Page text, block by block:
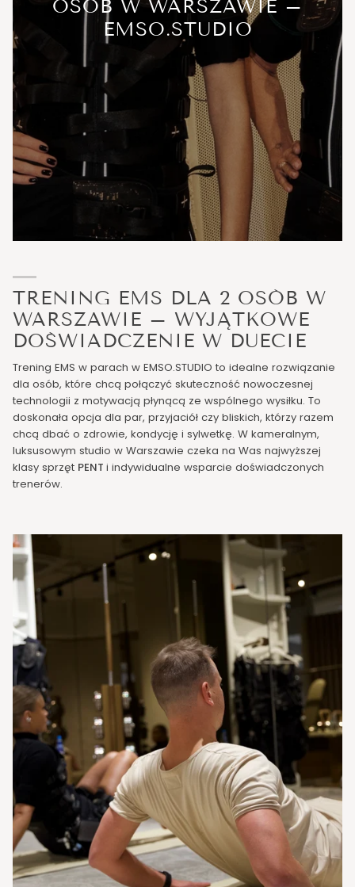
OSÓB W WARSZAWIE –
EMSO.STUDIO
TRENING EMS DLA 2 OSÓB W
WARSZAWIE – WYJĄTKOWE
DOŚWIADCZENIE W DUECIE
Trening EMS w parach w EMSO.STUDIO to idealne rozwiązanie
dla osób, które chcą połączyć skuteczność nowoczesnej
technologii z motywacją płynącą ze wspólnego wysiłku. To
doskonała opcja dla par, przyjaciół czy bliskich, którzy razem
chcą dbać o zdrowie, kondycję i sylwetkę. W kameralnym,
luksusowym studio w Warszawie czeka na Was najwyższej
klasy sprzęt PENT i indywidualne wsparcie doświadczonych
trenerów.